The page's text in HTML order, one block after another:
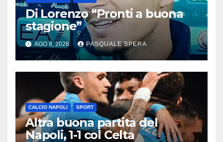
Di Lorenzo “Pronti a buona
stagione”
AGO 8, 2026 PASQUALE SPERA
CALCIO NAPOLI SPORT
Altra buona partita del
Napoli, 1-1 col Celta